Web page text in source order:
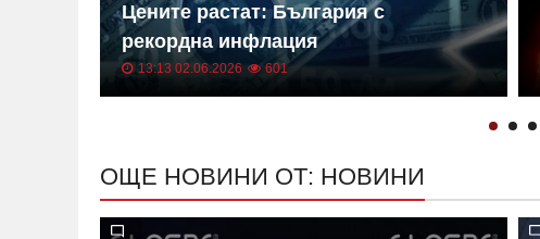
Цените растат: България с
рекордна инфлация
13:13 02.06.2026 601
ОЩЕ НОВИНИ ОТ: НОВИНИ